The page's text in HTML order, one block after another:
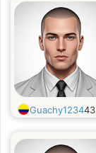
Guachy123443